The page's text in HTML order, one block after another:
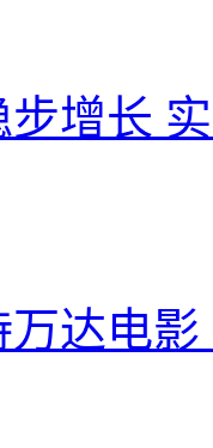
增长
达电